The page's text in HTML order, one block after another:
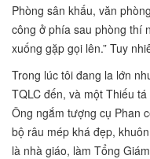
Phòng sân khấu, văn
công ở phía sau phòng thí
xuống gặp gọi lên.” Tuy
Trong lúc tôi đang la lớn
TQLC đến, và một Thiếu
Ông ngắm tượng cụ Phan
bộ râu mép khá đẹp,
là nhà giáo, làm Tổng